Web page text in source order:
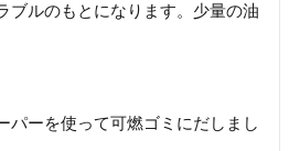
ブルのもとになります。少量の油
パーを使って可燃ゴミにだしまし